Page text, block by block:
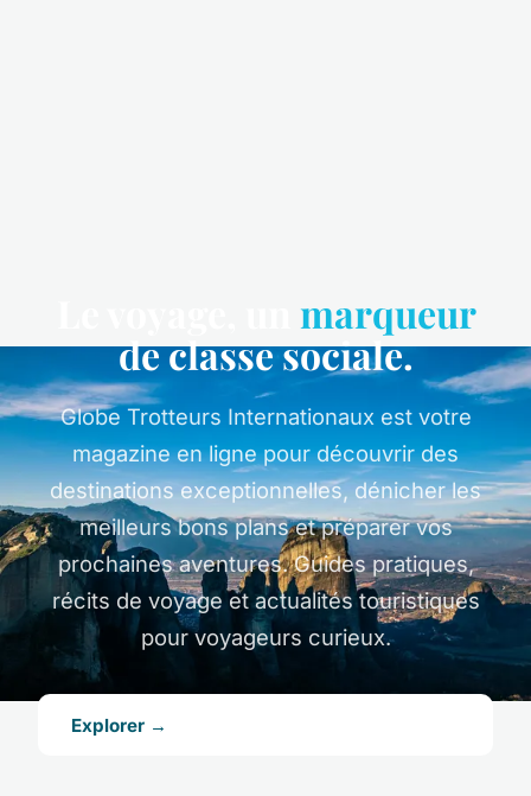
marqueur
de classe sociale.
Globe Trotteurs Internationaux est votre
magazine en ligne pour découvrir des
destinations exceptionnelles, dénicher les
meilleurs bons plans et préparer vos
prochaines aventures. Guides pratiques,
récits de voyage et actualités touristiques
pour voyageurs curieux.
Explorer →